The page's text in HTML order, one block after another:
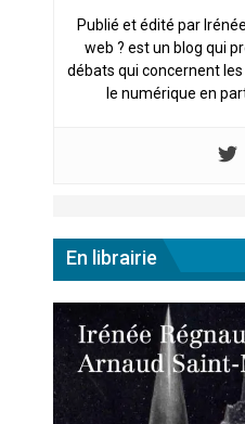
Publié et édité par
web ? est un blog qui
débats qui concernent
le numérique en
En librairie